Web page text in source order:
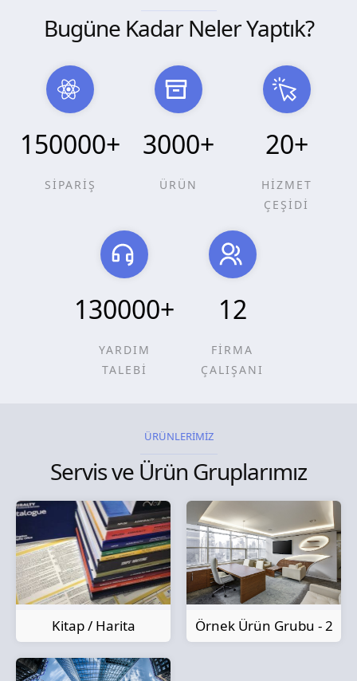
Bugüne Kadar Neler Yaptık?
150000+
SİPARİŞ
3000+
ÜRÜN
20+
HİZMET
ÇEŞİDİ
130000+
YARDIM
TALEBİ
12
FİRMA
ÇALIŞANI
ÜRÜNLERİMİZ
Servis ve Ürün Gruplarımız
Kitap / Harita Örnek Ürün Grubu - 2